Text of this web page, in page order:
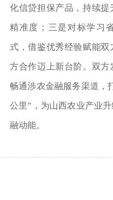
化信贷担保产品，持续
精准度；三是对标学习
式，借鉴优秀经验赋能双
方合作迈上新台阶。双方
畅通涉农金融服务渠道，
公里”，为山西农业产业
融动能。